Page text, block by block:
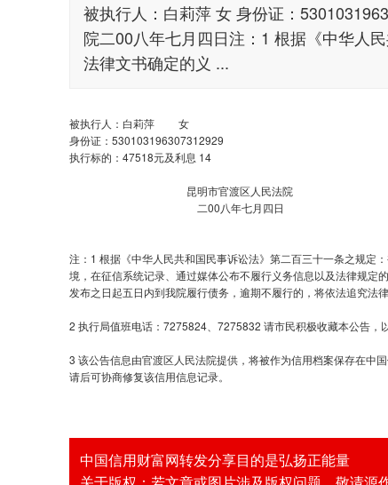
被执行人：白莉萍 女 身份证：
院二00八年七月四日注：1 根据《中华人
法律文书确定的义 ...
被执行人：白莉萍 女
身份证：530103196307312929
执行标的：47518元及利息 14
昆明市官渡区人民法院
二00八年七月四日
注：1 根据《中华人民共和国民事诉讼法》第二百三十一条之规定
境，在征信系统记录、通过媒体公布不履行义务信息以及法律规
发布之日起五日内到我院履行债务，逾期不履行的，将依法追究法
2 执行局值班电话：7275824、7275832 请市民积极收藏本公告
3 该公告信息由官渡区人民法院提供，将被作为信用档案保存在中
请后可协商修复该信用信息记录。
中国信用财富网转发分享目的是弘扬正能量